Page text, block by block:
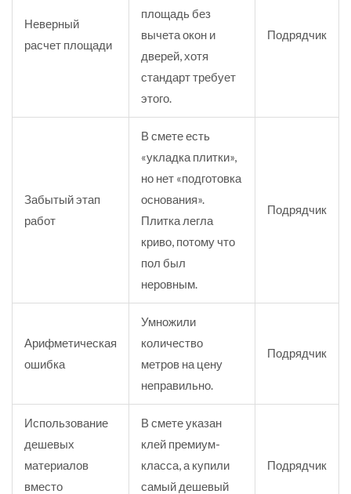
Неверный
расчет площади
площадь без
вычета окон и
дверей, хотя
стандарт требует
этого.
Подрядчик
Забытый этап
работ
В смете есть
«укладка плитки»,
но нет «подготовка
основания».
Плитка легла
криво, потому что
пол был
неровным.
Подрядчик
Арифметическая
ошибка
Умножили
количество
метров на цену
неправильно.
Подрядчик
Использование
дешевых
материалов
вместо
В смете указан
клей премиум-
класса, а купили
самый дешевый
Подрядчик